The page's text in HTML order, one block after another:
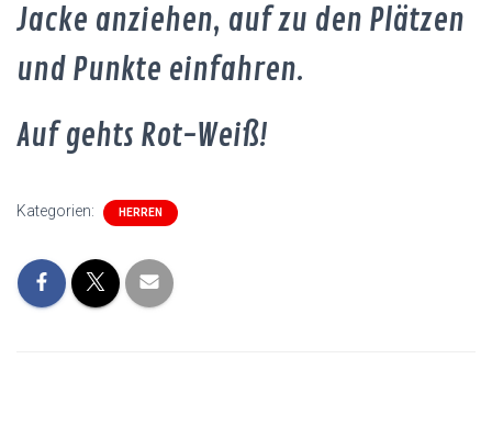
Jacke anziehen, auf zu den Plätzen
und Punkte einfahren.
Auf gehts Rot-Weiß!
Kategorien: HERREN